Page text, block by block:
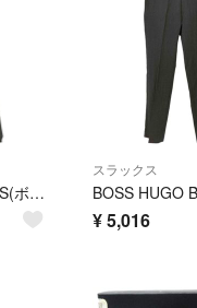
BOSS HUGO BOSS(ボスヒューゴボス) メンズ パンツ スラックス
スラックス
¥5,016